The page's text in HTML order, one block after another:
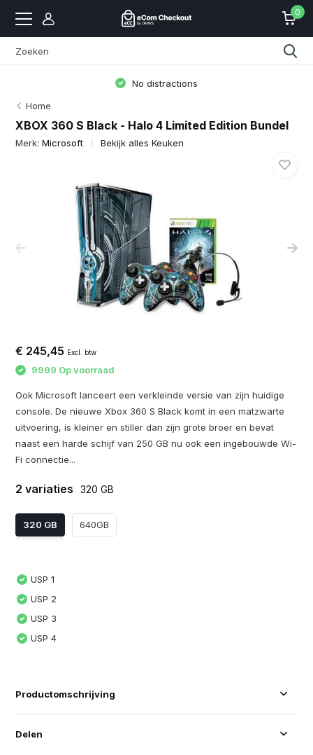
0
Home
XBOX 360 S Black - Halo 4 Limited Edition Bundel
Merk:Microsoft Bekijk alles Keuken
€ 245,45 Excl. btw
9999 Op voorraad
Ook Microsoft lanceert een verkleinde versie van zijn huidige
console. De nieuwe Xbox 360 S Black komt in een matzwarte
uitvoering, is kleiner en stiller dan zijn grote broer en bevat
naast een harde schijf van 250 GB nu ook een ingebouwde Wi-
Fi connectie...
2 variaties 320 GB
320 GB 640GB
USP 1
USP 2
USP 3
USP 4
Productomschrijving
Delen